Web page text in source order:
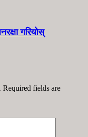
गरियोस्
fields are